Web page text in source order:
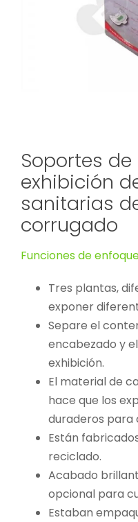
Soportes
exhibición
sanitarias
corrugado
Funciones de
Tres plantas,
exponer
Separe el
encabezado y
exhibición.
El material de
hace que los
duraderos para
Están
reciclado.
Acabado
opcional para
Estaban